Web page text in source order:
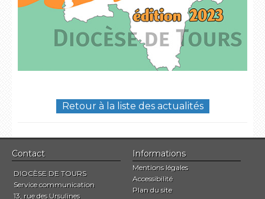
Retour à la liste des actualités
Contact
DIOCÈSE DE TOURS
Service communication
13, rue des Ursulines
Informations
Mentions légales
Accessibilité
Plan du site